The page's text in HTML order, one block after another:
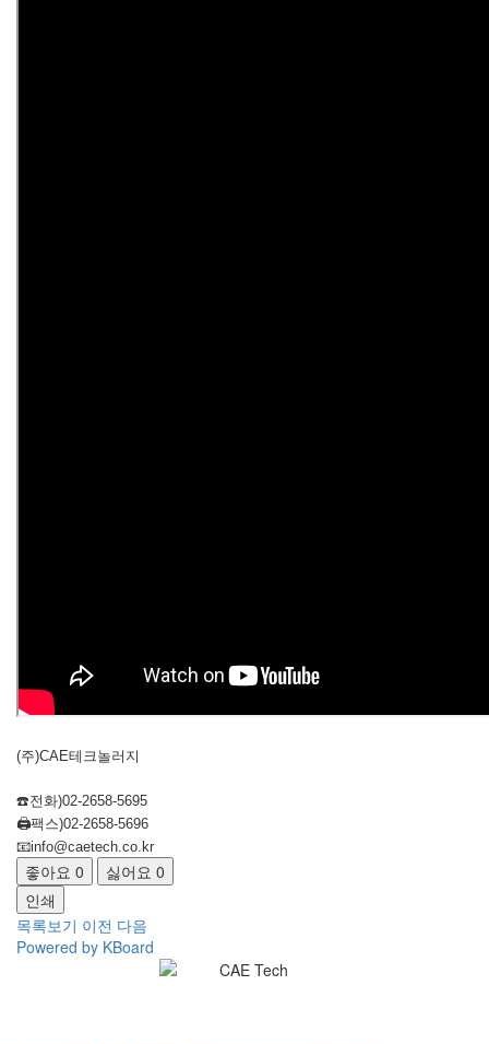
(주)CAE테크놀러지
☎️전화)02-2658-5695
🖨️팩스)02-2658-5696
📧info@caetech.co.kr
좋아요 0 싫어요 0
인쇄
목록보기 이전 다음
Powered by KBoard